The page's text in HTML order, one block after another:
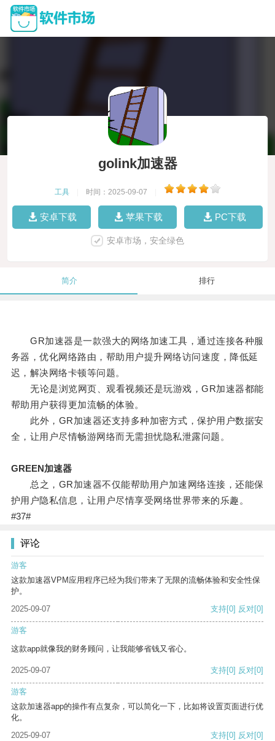
golink加速器
工具 时间：2025-09-07
安卓下载 苹果下载 PC下载
安卓市场，安全绿色
简介 排行
GR加速器是一款强大的网络加速工具，通过连接各种服
务器，优化网络路由，帮助用户提升网络访问速度，降低延
迟，解决网络卡顿等问题。
无论是浏览网页、观看视频还是玩游戏，GR加速器都能
帮助用户获得更加流畅的体验。
此外，GR加速器还支持多种加密方式，保护用户数据安
全，让用户尽情畅游网络而无需担忧隐私泄露问题。
GREEN加速器
总之，GR加速器不仅能帮助用户加速网络连接，还能保
护用户隐私信息，让用户尽情享受网络世界带来的乐趣。
#37#
评论
游客
这款加速器VPM应用程序已经为我们带来了无限的流畅体验和安全性保
护。
2025-09-07
支持[0] 反对[0]
游客
这款app就像我的财务顾问，让我能够省钱又省心。
2025-09-07 支持[0] 反对[0]
游客
这款加速器app的操作有点复杂，可以简化一下，比如将设置页面进行优
化。
2025-09-07
支持[0] 反对[0]